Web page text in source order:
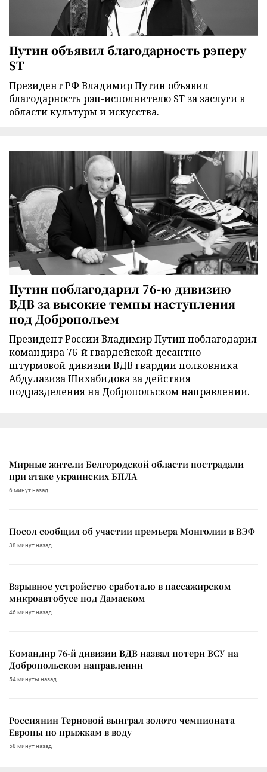
Путин объявил благодарность рэперу
ST
Президент РФ Владимир Путин объявил
благодарность рэп-исполнителю ST за заслуги в
области культуры и искусства.
Путин поблагодарил 76-ю дивизию
ВДВ за высокие темпы наступления
под Добропольем
Президент России Владимир Путин поблагодарил
командира 76-й гвардейской десантно-
штурмовой дивизии ВДВ гвардии полковника
Абдулазиза Шихабидова за действия
подразделения на Добропольском направлении.
Мирные жители Белгородской области пострадали
при атаке украинских БПЛА
6 минут назад
Посол сообщил об участии премьера Монголии в ВЭФ
38 минут назад
Взрывное устройство сработало в пассажирском
микроавтобусе под Дамаском
46 минут назад
Командир 76-й дивизии ВДВ назвал потери ВСУ на
Добропольском направлении
54 минуты назад
Россиянин Терновой выиграл золото чемпионата
Европы по прыжкам в воду
58 минут назад